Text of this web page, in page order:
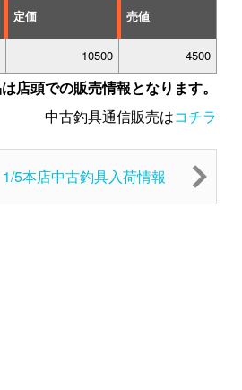
定価 売値
10500 4500
店頭での販売情報となります。
中古釣具通信販売はコチラ
1/5本店中古釣具入荷情報